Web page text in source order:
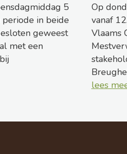
5
in beide
geweest
met een
Op
vanaf
Vlaams
lees